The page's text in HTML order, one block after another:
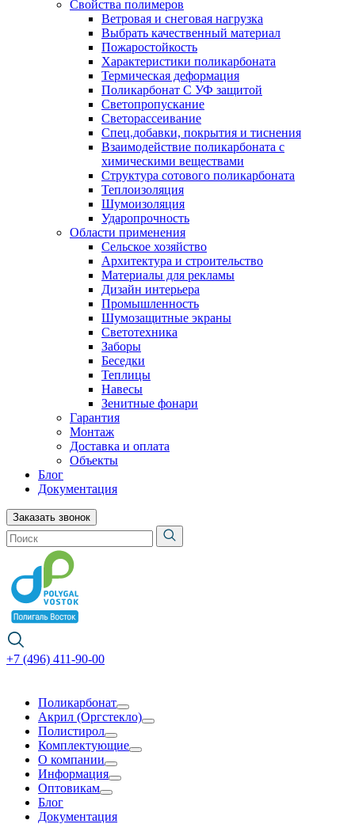
Свойства полимеров
Ветровая и снеговая нагрузка
Выбрать качественный материал
Пожаростойкость
Характеристики поликарбоната
Термическая деформация
Поликарбонат С УФ защитой
Светопропускание
Светорассеивание
Спец.добавки, покрытия и тиснения
Взаимодействие поликарбоната с
химическими веществами
Структура сотового поликарбоната
Теплоизоляция
Шумоизоляция
Ударопрочность
Области применения
Сельское хозяйство
Архитектура и строительство
Материалы для рекламы
Дизайн интерьера
Промышленность
Шумозащитные экраны
Светотехника
Заборы
Беседки
Теплицы
Навесы
Зенитные фонари
Гарантия
Монтаж
Доставка и оплата
Объекты
Блог
Документация
Заказать звонок
+7 (496) 411-90-00
Поликарбонат
Акрил (Оргстекло)
Полистирол
Комплектующие
О компании
Информация
Оптовикам
Блог
Документация